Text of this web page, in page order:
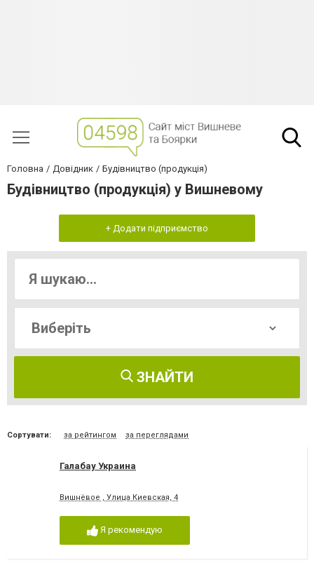
Головна Довідник Будівництво (продукція)
Будівництво (продукція) у Вишневому
+ Додати підприємство
ЗНАЙТИ
Сортувати: за рейтингом за переглядами
Галабау Украина
Вишнёвое , Улица Киевская, 4
Я рекомендую